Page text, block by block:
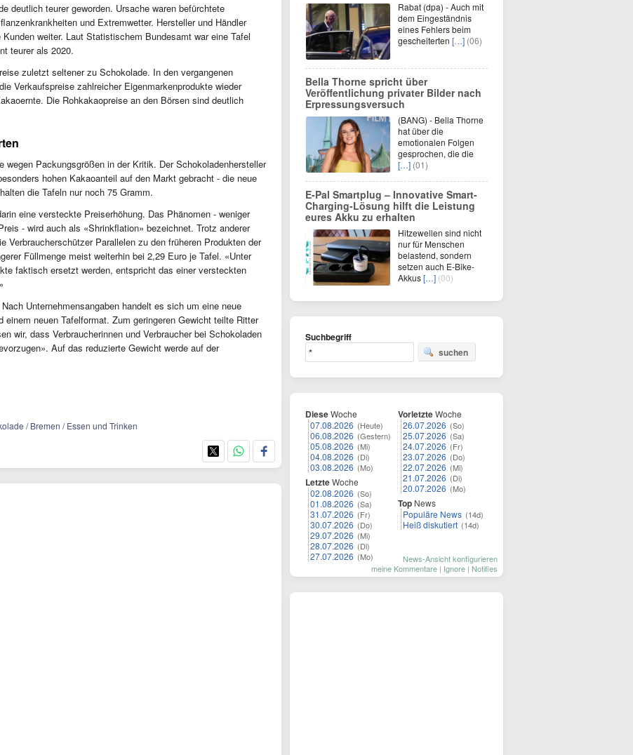
deutlich teurer geworden. Ursache waren befürchtete
und Extremwetter. Hersteller und Händler
weiter. Laut Statistischem Bundesamt war eine Tafel
teurer als 2020.
zuletzt seltener zu Schokolade. In den vergangenen
Verkaufspreise zahlreicher Eigenmarkenprodukte wieder
Die Rohkakaopreise an den Börsen sind deutlich
Packungsgrößen in der Kritik. Der Schokoladenhersteller
hohen Kakaoanteil auf den Markt gebracht - die neue
die Tafeln nur noch 75 Gramm.
eine versteckte Preiserhöhung. Das Phänomen - weniger
- wird auch als «Shrinkflation» bezeichnet. Trotz anderer
Verbraucherschützer Parallelen zu den früheren Produkten der
Füllmenge meist weiterhin bei 2,29 Euro je Tafel. «Unter
faktisch ersetzt werden, entspricht das einer versteckten
Unternehmensangaben handelt es sich um eine neue
einem neuen Tafelformat. Zum geringeren Gewicht teilte Ritter
wir, dass Verbraucherinnen und Verbraucher bei Schokoladen
Auf das reduzierte Gewicht werde auf der
/ Bremen / Essen und Trinken
Rabat (dpa) - Auch mit
dem Eingeständnis
eines Fehlers beim
gescheiterten […] (06)
Bella Thorne spricht über
Veröffentlichung privater Bilder nach
Erpressungsversuch
(BANG) - Bella Thorne
hat über die
emotionalen Folgen
gesprochen, die die
[…] (01)
E-Pal Smartplug – Innovative Smart-
Charging-Lösung hilft die Leistung
eures Akku zu erhalten
Hitzewellen sind nicht
nur für Menschen
belastend, sondern
setzen auch E-Bike-
Akkus[…] (00)
Suchbegriff
suchen
DieseWoche
07.08.2026 (Heute)
06.08.2026 (Gestern)
05.08.2026 (Mi)
04.08.2026 (Di)
03.08.2026 (Mo)
LetzteWoche
02.08.2026 (So)
01.08.2026 (Sa)
31.07.2026 (Fr)
30.07.2026 (Do)
29.07.2026 (Mi)
28.07.2026 (Di)
27.07.2026 (Mo)
VorletzteWoche
26.07.2026 (So)
25.07.2026 (Sa)
24.07.2026 (Fr)
23.07.2026 (Do)
22.07.2026 (Mi)
21.07.2026 (Di)
20.07.2026 (Mo)
Top News
Populäre News (14d)
Heiß diskutiert (14d)
News-Ansicht konfigurieren
meine Kommentare | Ignore | Notifies